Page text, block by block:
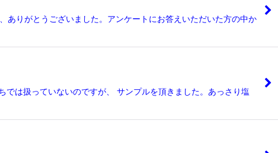
ありがとうございました。アンケートにお答えいただいた方の中か
は扱っていないのですが、 サンプルを頂きました。あっさり塩